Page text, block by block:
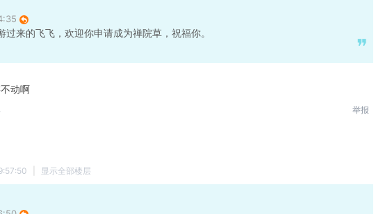
来的飞飞，欢迎你申请成为禅院草，祝福你。
动啊
举报
显示全部楼层